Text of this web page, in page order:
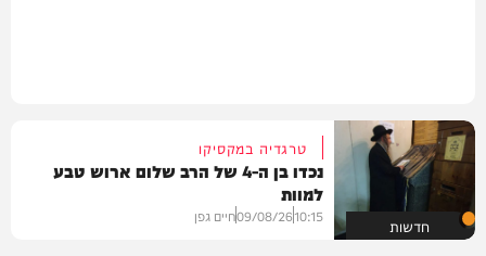
חדשות
טרגדיה במקסיקו
נכדו בן ה-4 של הרב שלום ארוש טבע
למוות
10:15
09/08/26חיים גפן